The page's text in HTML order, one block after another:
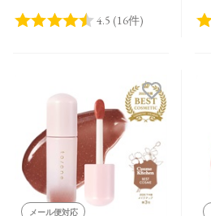
メール便対応